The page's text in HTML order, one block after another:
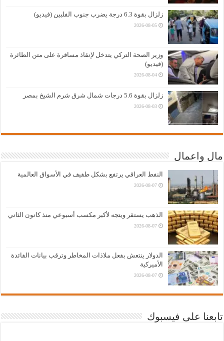
زلزال بقوة 6.3 درجة يضرب جنوب الفلبين (فيديو)
2026-08-05
وزير الصحة التركي يتدخل لإنقاذ مسافرة على متن الطائرة
(فيديو)
2026-08-04
زلزال بقوة 5.6 درجات شمال شرق شرم الشيخ بمصر
2026-08-03
مال واعمال
النفط العراقي يرتفع بشكل طفيف في الأسواق العالمية
2026-08-07
الذهب يستقر ويتجه لأكبر مكسب أسبوعي منذ كانون الثاني
2026-08-07
الدولار ينتعش بفعل ملاذات المخاطر وترقب بيانات الفائدة
الأميركية
2026-08-07
تابعنا على فيسبوك